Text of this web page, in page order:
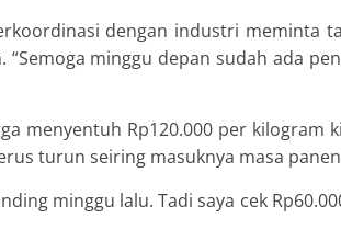
dengan industri meminta
minggu depan sudah ada
menyentuh Rp120.000 per kilogram
turun seiring masuknya masa
minggu lalu. Tadi saya cek